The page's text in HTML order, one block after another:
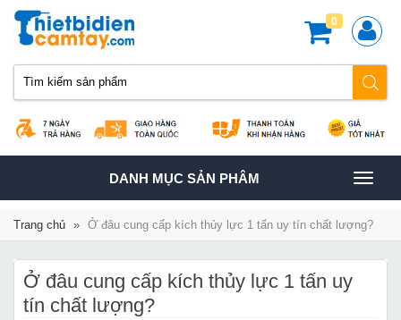
0
TOGGLE
NAVIGATION
DANH MỤC SẢN PHÂM
Trang chủ » Ở đâu cung cấp kích thủy lực 1 tấn uy tín chất lượng?
Ở đâu cung cấp kích thủy lực 1 tấn uy
tín chất lượng?